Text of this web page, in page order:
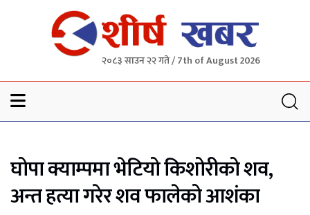
२०८३ साउन २२ गते / 7th of August 2026
घोपा क्याम्पमा भेटियो किशोरीको शव,
अन्त हत्या गरेर शव फालेको आशंका